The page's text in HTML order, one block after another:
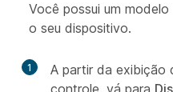
Você possui um
o seu dispositivo.
1 A partir da exibição
controle, vá para